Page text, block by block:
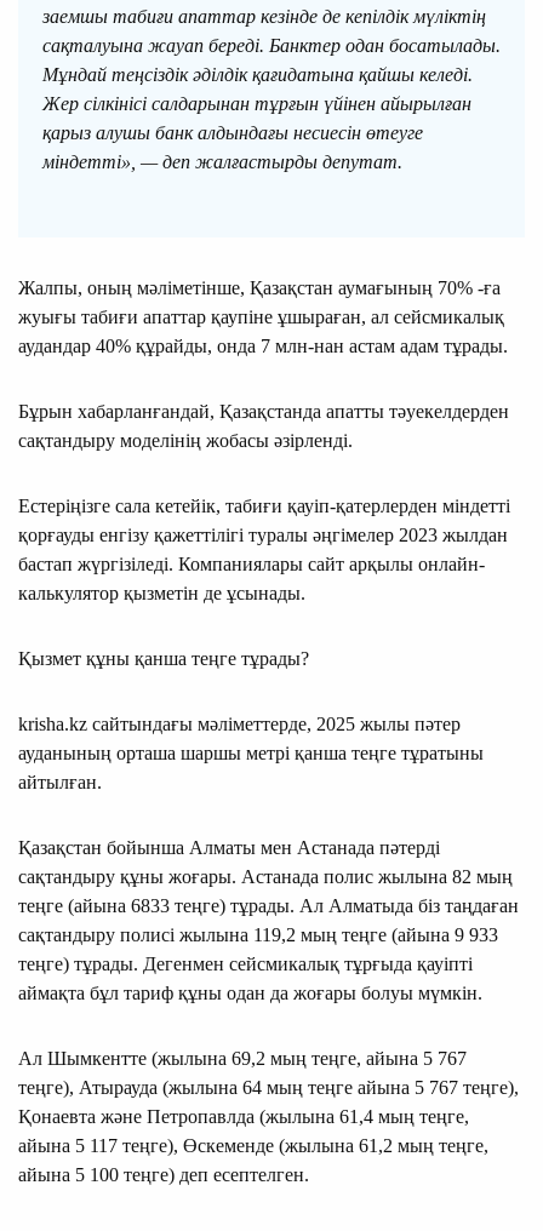
заемшы табиғи апаттар кезiнде де кепiлдiк мүлiктiң
сақталуына жауап бередi. Банктер одан босатылады.
Мұндай теңсіздік әділдік қағидатына қайшы келеді.
Жер сілкінісі салдарынан тұрғын үйінен айырылған
қарыз алушы банк алдындағы несиесін өтеуге
міндетті», — деп жалғастырды депутат.
Жалпы, оның мәліметінше, Қазақстан аумағының 70% -ға
жуығы табиғи апаттар қаупіне ұшыраған, ал сейсмикалық
аудандар 40% құрайды, онда 7 млн-нан астам адам тұрады.
Бұрын хабарланғандай, Қазақстанда апатты тәуекелдерден
сақтандыру моделінің жобасы әзірленді.
Естеріңізге сала кетейік, табиғи қауіп-қатерлерден міндетті
қорғауды енгізу қажеттілігі туралы әңгімелер 2023 жылдан
бастап жүргізіледі. Компаниялары сайт арқылы онлайн-
калькулятор қызметін де ұсынады.
Қызмет құны қанша теңге тұрады?
krisha.kz сайтындағы мәліметтерде, 2025 жылы пәтер
ауданының орташа шаршы метрі қанша теңге тұратыны
айтылған.
Қазақстан бойынша Алматы мен Астанада пәтерді
сақтандыру құны жоғары. Астанада полис жылына 82 мың
теңге (айына 6833 теңге) тұрады. Ал Алматыда біз таңдаған
сақтандыру полисі жылына 119,2 мың теңге (айына 9 933
теңге) тұрады. Дегенмен сейсмикалық тұрғыда қауіпті
аймақта бұл тариф құны одан да жоғары болуы мүмкін.
Ал Шымкентте (жылына 69,2 мың теңге, айына 5 767
теңге), Атырауда (жылына 64 мың теңге айына 5 767 теңге),
Қонаевта және Петропавлда (жылына 61,4 мың теңге,
айына 5 117 теңге), Өскеменде (жылына 61,2 мың теңге,
айына 5 100 теңге) деп есептелген.